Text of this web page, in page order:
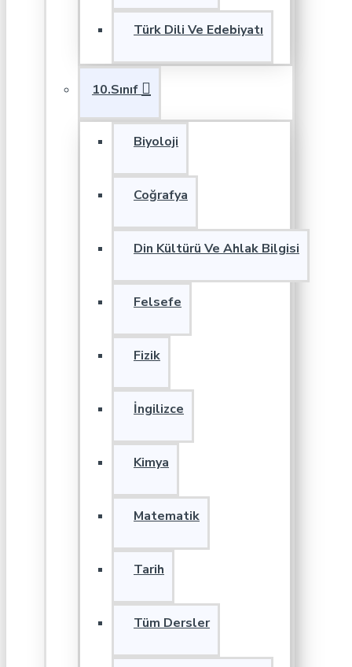
Türk Dili Ve Edebiyatı
10.Sınıf
Biyoloji
Coğrafya
Din Kültürü Ve Ahlak Bilgisi
Felsefe
Fizik
İngilizce
Kimya
Matematik
Tarih
Tüm Dersler